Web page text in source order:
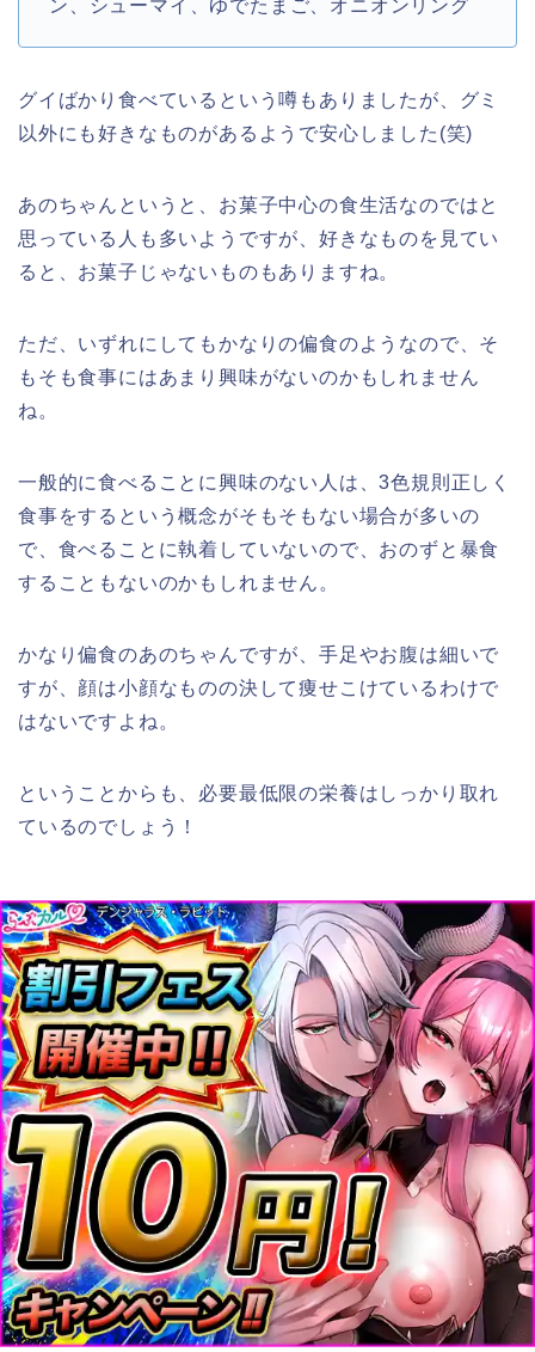
ン、シューマイ、ゆでたまご、オニオンリング
グイばかり食べているという噂もありましたが、グミ
以外にも好きなものがあるようで安心しました(笑)
あのちゃんというと、お菓子中心の食生活なのではと
思っている人も多いようですが、好きなものを見てい
ると、お菓子じゃないものもありますね。
ただ、いずれにしてもかなりの偏食のようなので、そ
もそも食事にはあまり興味がないのかもしれません
ね。
一般的に食べることに興味のない人は、3色規則正しく
食事をするという概念がそもそもない場合が多いの
で、食べることに執着していないので、おのずと暴食
することもないのかもしれません。
かなり偏食のあのちゃんですが、手足やお腹は細いで
すが、顔は小顔なものの決して痩せこけているわけで
はないですよね。
ということからも、必要最低限の栄養はしっかり取れ
ているのでしょう！